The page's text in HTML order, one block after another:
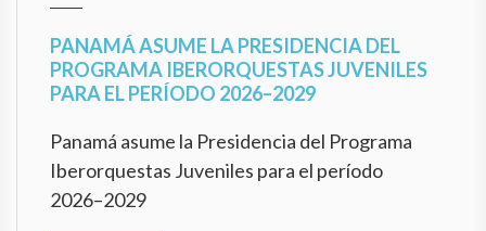
PANAMÁ ASUME LA PRESIDENCIA DEL
PROGRAMA IBERORQUESTAS JUVENILES
PARA EL PERÍODO 2026–2029
Panamá asume la Presidencia del Programa
Iberorquestas Juveniles para el período
2026–2029